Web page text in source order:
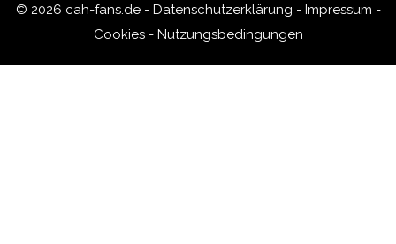
© 2026 cah-fans.de - Datenschutzerklärung - Impressum -
Cookies- Nutzungsbedingungen